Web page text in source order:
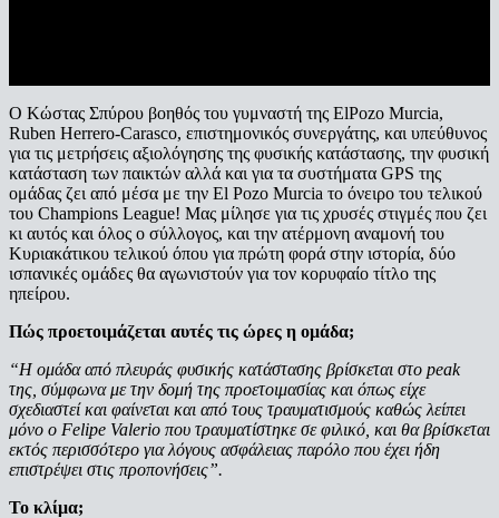
Ο Kώστας Σπύρου βοηθός του γυμναστή της ElPozo Murcia,
Ruben Herrero-Carasco, επιστημονικός συνεργάτης, και υπεύθυνος
για τις μετρήσεις αξιολόγησης της φυσικής κατάστασης, την φυσική
κατάσταση των παικτών αλλά και για τα συστήματα GPS της
ομάδας ζει από μέσα με την Εl Pozo Murcia το όνειρο του τελικού
του Champions League! Μας μίλησε για τις χρυσές στιγμές που ζει
κι αυτός και όλος ο σύλλογος, και την ατέρμονη αναμονή του
Κυριακάτικου τελικού όπου για πρώτη φορά στην ιστορία, δύο
ισπανικές ομάδες θα αγωνιστούν για τον κορυφαίο τίτλο της
ηπείρου.
Πώς προετοιμάζεται αυτές τις ώρες η ομάδα;
“Η ομάδα από πλευράς φυσικής κατάστασης βρίσκεται στο peak
της, σύμφωνα με την δομή της προετοιμασίας και όπως είχε
σχεδιαστεί και φαίνεται και από τους τραυματισμούς καθώς λείπει
μόνο ο Felipe Valerio που τραυματίστηκε σε φιλικό, και θα βρίσκεται
εκτός περισσότερο για λόγους ασφάλειας παρόλο που έχει ήδη
επιστρέψει στις προπονήσεις”.
Το κλίμα;